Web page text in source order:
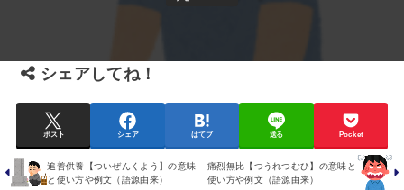
シェアしてね！
ポスト シェア はてブ 送る Pocket
追善供養【ついぜんくよう】の意味
と使い方や例文（語源由来）
痛烈無比【つうれつむひ】の意味と
使い方や例文（語源由来）